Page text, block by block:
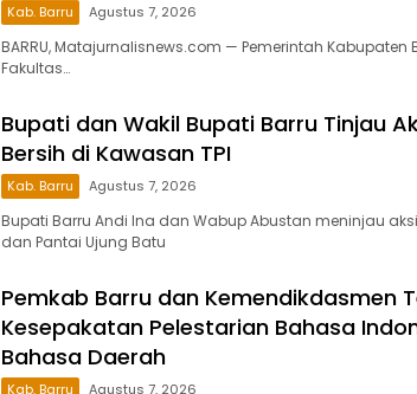
Kab. Barru Agustus 7, 2026
BARRU, Matajurnalisnews.com — Pemerintah Kabupaten
Fakultas…
Bupati dan Wakil Bupati Barru Tinjau
Bersih di Kawasan TPI
Kab. Barru Agustus 7, 2026
Bupati Barru Andi Ina dan Wabup Abustan meninjau
dan Pantai Ujung Batu
Pemkab Barru dan Kemendikdasmen
Kesepakatan Pelestarian Bahasa
Bahasa Daerah
Kab. Barru Agustus 7, 2026